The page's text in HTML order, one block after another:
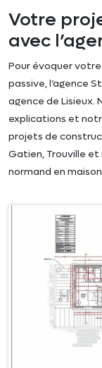
Votre
avec
Pour évoquer
passive, l’agence
agence de Lisieux.
explications et
projets de
Gatien, Trouville
normand en